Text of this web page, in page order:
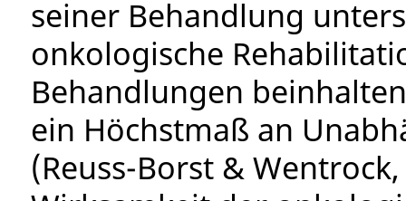
seiner Behandlung
onkologische
Behandlungen
ein Höchstmaß an
(Reuss-Borst &